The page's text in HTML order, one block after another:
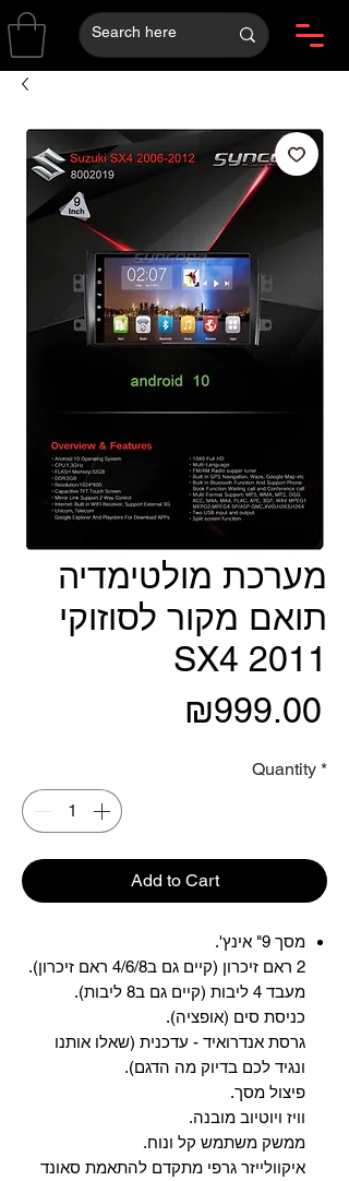
מערכת מולטימדיה
תואם מקור לסוזוקי
SX4 2011
₪999.00
Quantity *
Add to Cart
מסך 9" אינץ'.
2 ראם זיכרון (קיים גם ב4/6/8 ראם זיכרון).
מעבד 4 ליבות (קיים גם ב8 ליבות).
כניסת סים (אופציה).
גרסת אנדרואיד - עדכנית (שאלו אותנו
ונגיד לכם בדיוק מה הדגם).
פיצול מסך.
וויז ויוטיוב מובנה.
ממשק משתמש קל ונוח.
איקוולייזר גרפי מתקדם להתאמת סאונד